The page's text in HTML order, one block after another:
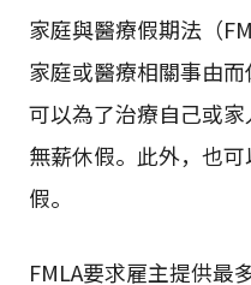
家庭與醫療假期法（
家庭或醫療相關事由
可以為了治療自己或
無薪休假。此外，也
假。
FMLA要求雇主提供最